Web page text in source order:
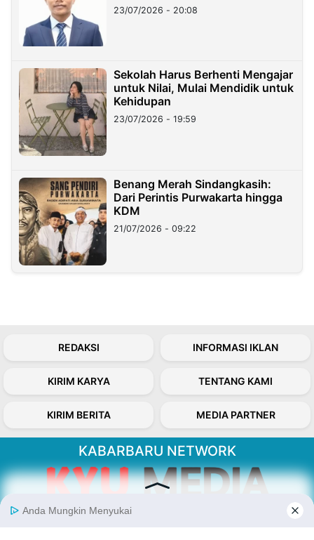
23/07/2026 - 20:08
Sekolah Harus Berhenti Mengajar
untuk Nilai, Mulai Mendidik untuk
Kehidupan
23/07/2026 - 19:59
Benang Merah Sindangkasih:
Dari Perintis Purwakarta hingga
KDM
21/07/2026 - 09:22
REDAKSI INFORMASI IKLAN
KIRIM KARYA TENTANG KAMI
KIRIM BERITA MEDIA PARTNER
KABARBARU NETWORK